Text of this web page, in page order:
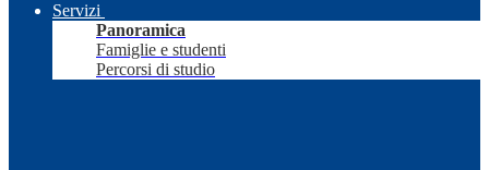
Servizi
Panoramica
Famiglie e studenti
Percorsi di studio